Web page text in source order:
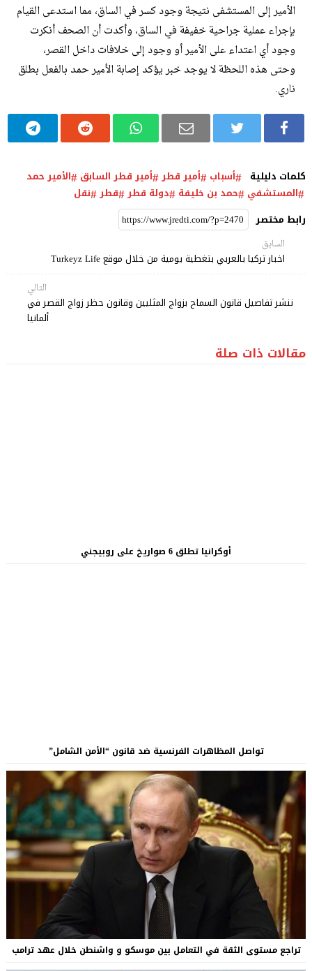
الأمير إلى المستشفى نتيجة وجود كسر في الساق، مما استدعى القيام
بإجراء عملية جراحية خفيفة في الساق، وأكدت أن الصحف أنكرت
وجود أي اعتداء على الأمير أو وجود إلى خلافات داخل القصر،
وحتى هذه اللحظة لا يوجد خبر يؤكد إصابة الأمير حمد بالفعل بطلق
ناري.
كلمات دليلية أسباب أمير قطر أمير قطر السابق الأمير حمد
المستشفي حمد بن خليفة دولة قطر قطر نقل
رابط مختصر
السابق
اخبار تركيا بالعربي بتغطية يومية من خلال موقع Turkeyz Life
التالي
ننشر تفاصيل قانون السماح بزواج المثليين وقانون حظر زواج القصر في
ألمانيا
مقالات ذات صلة
أوكرانيا تطلق 6 صواريخ على روبيجني
تواصل المظاهرات الفرنسية ضد قانون “الأمن الشامل”
تراجع مستوى الثقة في التعامل بين موسكو و واشنطن خلال عهد ترامب